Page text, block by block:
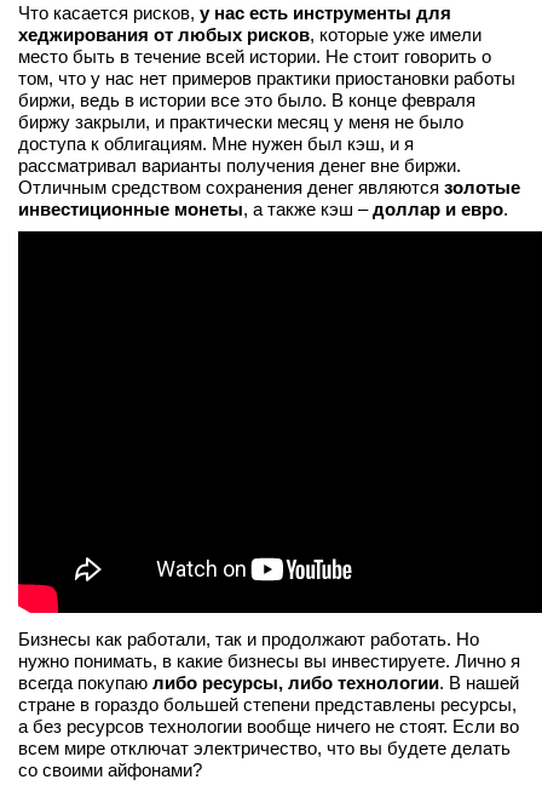
Вход
Что касается рисков, у нас есть инструменты для
хеджирования от любых рисков, которые уже имели
место быть в течение всей истории. Не стоит говорить о
том, что у нас нет примеров практики приостановки работы
биржи, ведь в истории все это было. В конце февраля
биржу закрыли, и практически месяц у меня не было
доступа к облигациям. Мне нужен был кэш, и я
рассматривал варианты получения денег вне биржи.
Отличным средством сохранения денег являются золотые
инвестиционные монеты, а также кэш –доллар и евро.
Бизнесы как работали, так и продолжают работать. Но
нужно понимать, в какие бизнесы вы инвестируете. Лично я
всегда покупаю либо ресурсы, либо технологии. В нашей
стране в гораздо большей степени представлены ресурсы,
а без ресурсов технологии вообще ничего не стоят. Если во
всем мире отключат электричество, что вы будете делать
со своими айфонами?